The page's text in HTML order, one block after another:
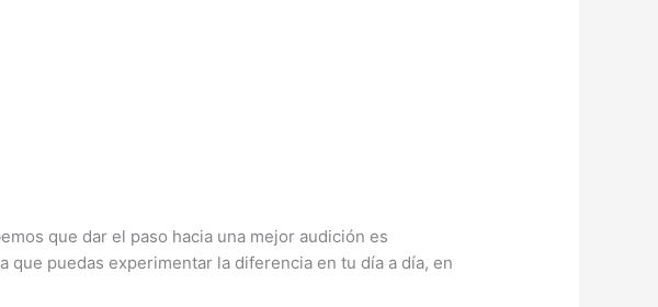
que dar el paso hacia una mejor audición es
que puedas experimentar la diferencia en tu día a día, en